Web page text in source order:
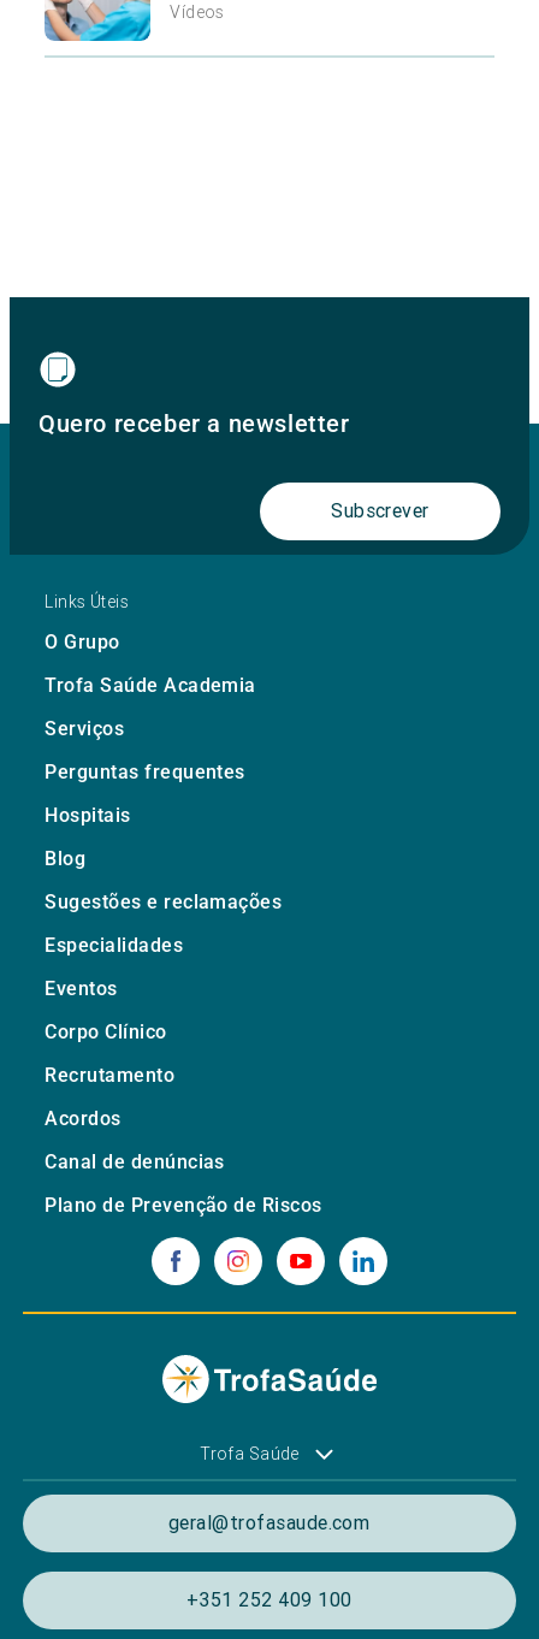
Vídeos
Quero receber a newsletter
Subscrever
Links Úteis
O Grupo
Trofa Saúde Academia
Serviços
Perguntas frequentes
Hospitais
Blog
Sugestões e reclamações
Especialidades
Eventos
Corpo Clínico
Recrutamento
Acordos
Canal de denúncias
Plano de Prevenção de Riscos
Trofa Saúde
geral@trofasaude.com
+351 252 409 100